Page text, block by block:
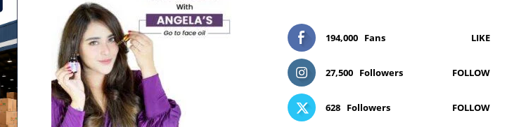
194,000 Fans LIKE
27,500 Followers FOLLOW
628 Followers FOLLOW